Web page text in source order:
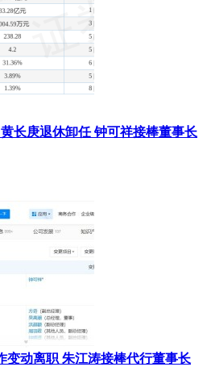
新速腾S的诞生恰逢一汽-大众成
型进入中国市场至今，速腾系列累
车在研发阶段即遵循德系严苛标
行的18公里长距离下坡制动试验，
雨测试，均远超行业常规要求。更
长庚退休卸任 钟可祥接棒董事长
变动离职 朱江涛接棒代行董事长